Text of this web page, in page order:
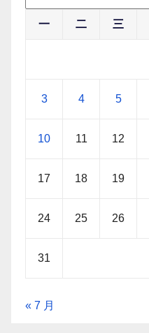
一 二 三
3 4 5
10 11 12
17 18 19
24 25 26
31
« 7 月